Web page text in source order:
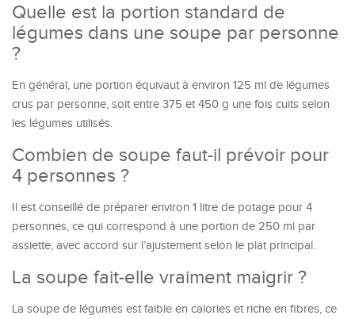
Quelle est la portion standard de
légumes dans une soupe par personne
?
En général, une portion équivaut à environ 125 ml de légumes
crus par personne, soit entre 375 et 450 g une fois cuits selon
les légumes utilisés.
Combien de soupe faut-il prévoir pour
4 personnes ?
Il est conseillé de préparer environ 1 litre de potage pour 4
personnes, ce qui correspond à une portion de 250 ml par
assiette, avec accord sur l’ajustement selon le plat principal.
La soupe fait-elle vraiment maigrir ?
La soupe de légumes est faible en calories et riche en fibres, ce